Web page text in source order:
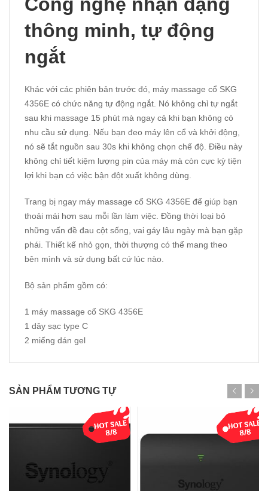
thông minh, tự động
ngắt
Khác với các phiên bản trước đó, máy massage cổ SKG
4356E có chức năng tự động ngắt. Nó không chỉ tự ngắt
sau khi massage 15 phút mà ngay cả khi bạn không có
nhu cầu sử dụng. Nếu bạn đeo máy lên cổ và khởi động,
nó sẽ tắt nguồn sau 30s khi không chọn chế độ. Điều này
không chỉ tiết kiệm lượng pin của máy mà còn cực kỳ tiện
lợi khi bạn có việc bận đột xuất không dùng.
Trang bị ngay máy massage cổ SKG 4356E để giúp bạn
thoải mái hơn sau mỗi lần làm việc. Đồng thời loại bỏ
những vấn đề đau cột sống, vai gáy lâu ngày mà bạn gặp
phái. Thiết kế nhỏ gọn, thời thượng có thể mang theo
bên mình và sử dụng bất cứ lúc nào.
Bộ sản phẩm gồm có:
1 máy massage cổ SKG 4356E
1 dây sạc type C
2 miếng dán gel
SẢN PHẨM TƯƠNG TỰ